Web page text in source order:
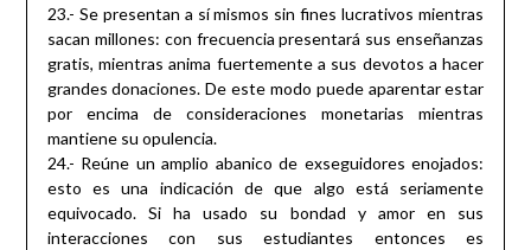
23.- Se presentan a sí mismos sin fines lucrativos mientras
sacan millones: con frecuencia presentará sus enseñanzas
gratis, mientras anima fuertemente a sus devotos a hacer
grandes donaciones. De este modo puede aparentar estar
por encima de consideraciones monetarias mientras
mantiene su opulencia.
24.- Reúne un amplio abanico de exseguidores enojados:
esto es una indicación de que algo está seriamente
equivocado. Si ha usado su bondad y amor en sus
interacciones con sus estudiantes entonces es